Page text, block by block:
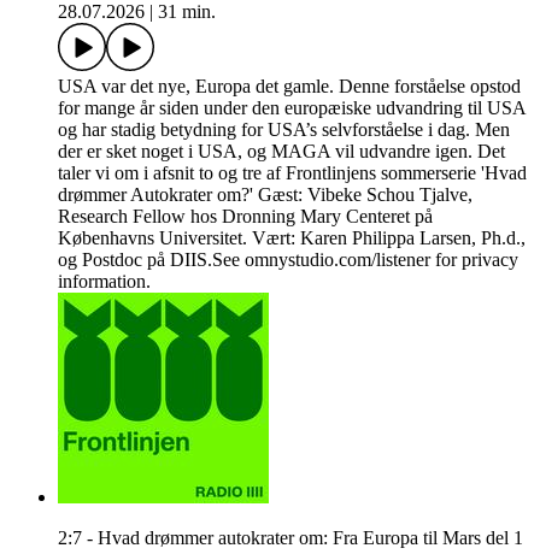
28.07.2026
31 min.
USA var det nye, Europa det gamle. Denne forståelse opstod
for mange år siden under den europæiske udvandring til USA
og har stadig betydning for USA’s selvforståelse i dag. Men
der er sket noget i USA, og MAGA vil udvandre igen. Det
taler vi om i afsnit to og tre af Frontlinjens sommerserie 'Hvad
drømmer Autokrater om?' Gæst: Vibeke Schou Tjalve,
Research Fellow hos Dronning Mary Centeret på
Københavns Universitet. Vært: Karen Philippa Larsen, Ph.d.,
og Postdoc på DIIS.See omnystudio.com/listener for privacy
information.
2:7 - Hvad drømmer autokrater om: Fra Europa til Mars del 1